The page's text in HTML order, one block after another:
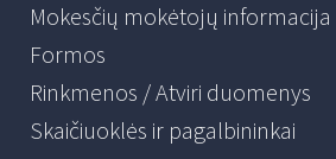
Mokesčių mokėtojų informacija
Formos
Rinkmenos / Atviri duomenys
Skaičiuoklės ir pagalbininkai